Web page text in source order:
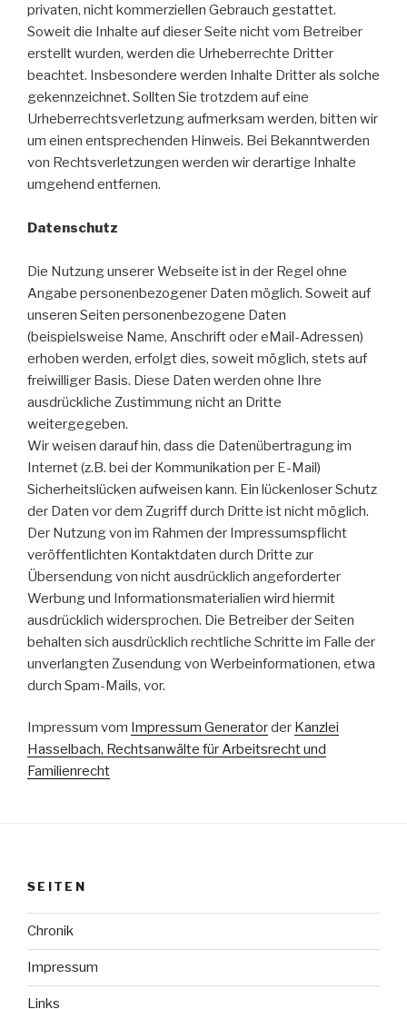
privaten, nicht kommerziellen Gebrauch gestattet.
Soweit die Inhalte auf dieser Seite nicht vom Betreiber
erstellt wurden, werden die Urheberrechte Dritter
beachtet. Insbesondere werden Inhalte Dritter als solche
gekennzeichnet. Sollten Sie trotzdem auf eine
Urheberrechtsverletzung aufmerksam werden, bitten wir
um einen entsprechenden Hinweis. Bei Bekanntwerden
von Rechtsverletzungen werden wir derartige Inhalte
umgehend entfernen.
Datenschutz
Die Nutzung unserer Webseite ist in der Regel ohne
Angabe personenbezogener Daten möglich. Soweit auf
unseren Seiten personenbezogene Daten
(beispielsweise Name, Anschrift oder eMail-Adressen)
erhoben werden, erfolgt dies, soweit möglich, stets auf
freiwilliger Basis. Diese Daten werden ohne Ihre
ausdrückliche Zustimmung nicht an Dritte
weitergegeben.
Wir weisen darauf hin, dass die Datenübertragung im
Internet (z.B. bei der Kommunikation per E-Mail)
Sicherheitslücken aufweisen kann. Ein lückenloser Schutz
der Daten vor dem Zugriff durch Dritte ist nicht möglich.
Der Nutzung von im Rahmen der Impressumspflicht
veröffentlichten Kontaktdaten durch Dritte zur
Übersendung von nicht ausdrücklich angeforderter
Werbung und Informationsmaterialien wird hiermit
ausdrücklich widersprochen. Die Betreiber der Seiten
behalten sich ausdrücklich rechtliche Schritte im Falle der
unverlangten Zusendung von Werbeinformationen, etwa
durch Spam-Mails, vor.
Impressum vom Impressum Generatorder Kanzlei
Hasselbach, Rechtsanwälte für Arbeitsrecht und
Familienrecht
SEITEN
Chronik
Impressum
Links